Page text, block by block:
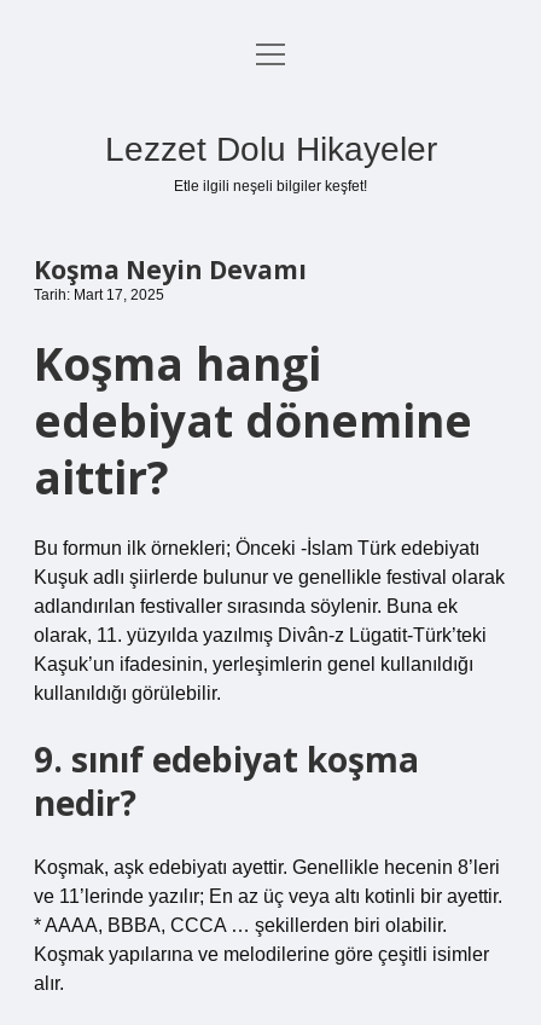
Anasayfa
menüyü
Lezzet Dolu Hikayeler
Etle ilgili neşeli bilgiler keşfet!
Koşma Neyin Devamı
Tarih: Mart 17, 2025
Koşma hangi
edebiyat dönemine
aittir?
Bu formun ilk örnekleri; Önceki -İslam Türk edebiyatı
Kuşuk adlı şiirlerde bulunur ve genellikle festival olarak
adlandırılan festivaller sırasında söylenir. Buna ek
olarak, 11. yüzyılda yazılmış Divân-z Lügatit-Türk’teki
Kaşuk’un ifadesinin, yerleşimlerin genel kullanıldığı
kullanıldığı görülebilir.
9. sınıf edebiyat koşma
nedir?
Koşmak, aşk edebiyatı ayettir. Genellikle hecenin 8’leri
ve 11’lerinde yazılır; En az üç veya altı kotinli bir ayettir.
* AAAA, BBBA, CCCA … şekillerden biri olabilir.
Koşmak yapılarına ve melodilerine göre çeşitli isimler
alır.